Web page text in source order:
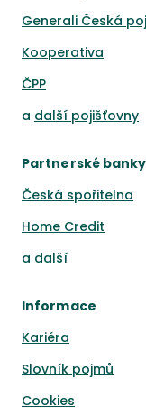
Generali Česká
Kooperativa
ČPP
a další pojišťovny
Partnerské
Česká spořitelna
Home Credit
a další
Informace
Kariéra
Slovník pojmů
Cookies